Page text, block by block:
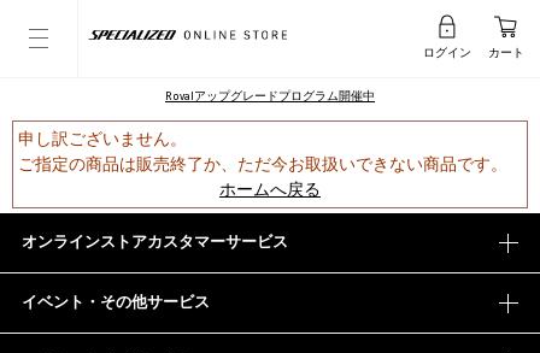
ログイン カート
Rovalアップグレードプログラム開催中
申し訳ございません。
ご指定の商品は販売終了か、ただ今お取扱いできない商品です。
ホームへ戻る
オンラインストアカスタマーサービス
イベント・その他サービス